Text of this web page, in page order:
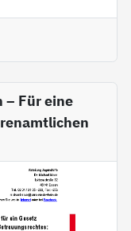
– Für eine